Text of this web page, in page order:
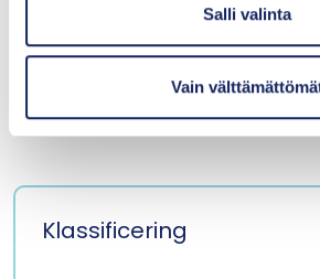
Salli valinta
Vain
Klassificering
Tillbaka till metodbanken